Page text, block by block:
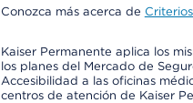
Conozca más acerca de
Kaiser Permanente aplica los
los planes del Mercado de
Accesibilidad a las oficinas
centros de atención de Kaiser